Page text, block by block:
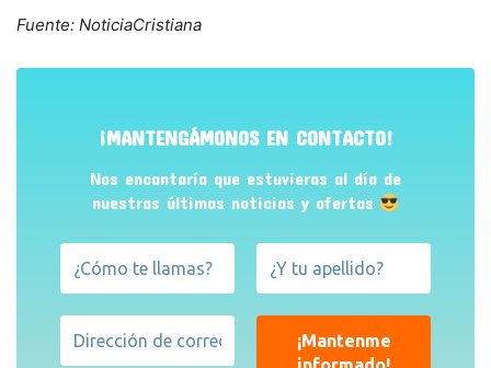
Fuente: NoticiaCristiana
¡MANTENGÁMONOS EN CONTACTO!
Nos encantaría que estuvieras al día de
nuestras últimas noticias y ofertas